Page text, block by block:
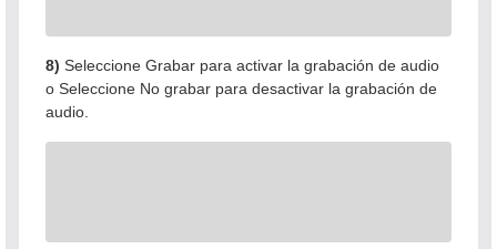
8) Seleccione Grabar para activar la grabación de audio
o Seleccione No grabar para desactivar la grabación de
audio.